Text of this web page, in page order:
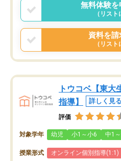
無料体験
（リスト
資料を請
（リスト
トウコベ【東大
指導】
詳しく見る
評価
対象学年 幼児 小1～小6 中1
授業形式 オンライン個別指導(1:1)